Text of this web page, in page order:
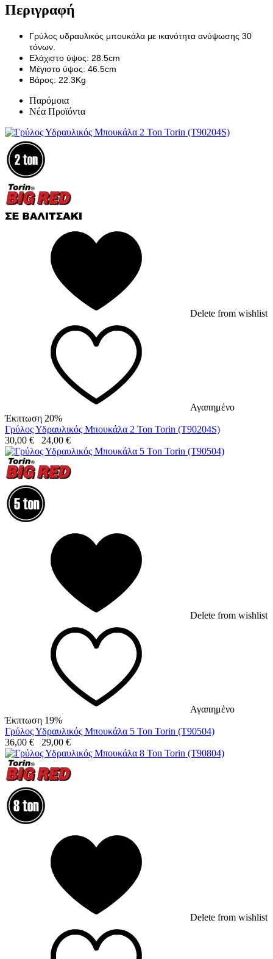
Περιγραφή
Γρύλος υδραυλικός μπουκάλα με ικανότητα ανύψωσης 30
τόνων.
Ελάχιστο ύψος: 28.5cm
Μέγιστο ύψος: 46.5cm
Βάρος: 22.3Kg
Παρόμοια
Νέα Προϊόντα
Delete from wishlist
Αγαπημένο
Έκπτωση 20%
Γρύλος Υδραυλικός Μπουκάλα 2 Ton Torin (T90204S)
30,00 € 24,00 €
Delete from wishlist
Αγαπημένο
Έκπτωση 19%
Γρύλος Υδραυλικός Μπουκάλα 5 Ton Torin (T90504)
36,00 € 29,00 €
Delete from wishlist